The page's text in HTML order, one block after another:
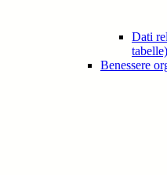
Dati
tabelle)
Benessere